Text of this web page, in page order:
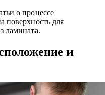
о процессе
поверхность для
ламината.
и